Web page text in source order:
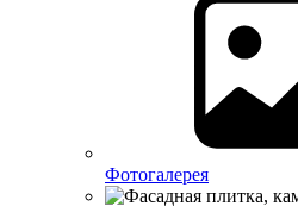
Фотогалерея